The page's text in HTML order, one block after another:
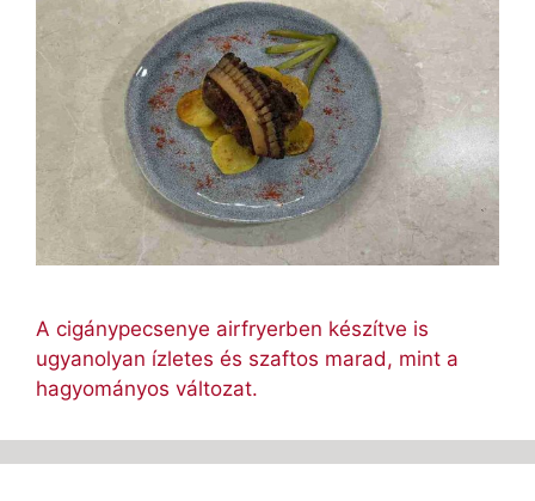
A cigánypecsenye airfryerben készítve is
ugyanolyan ízletes és szaftos marad, mint a
hagyományos változat.